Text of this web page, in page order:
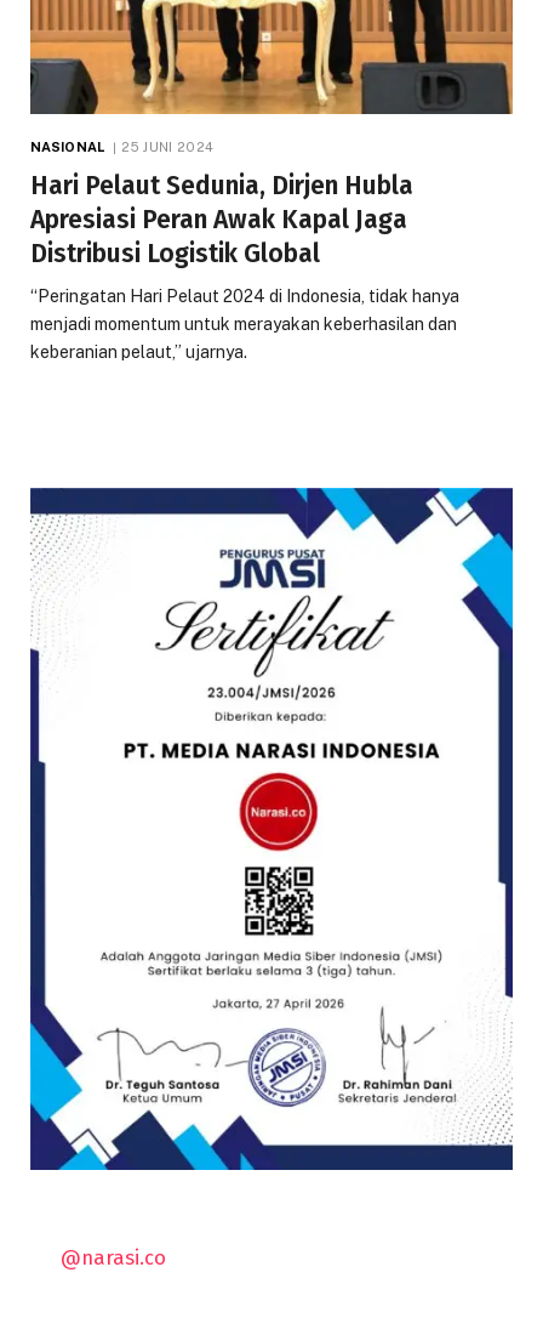
NASIONAL 25 JUNI 2024
Hari Pelaut Sedunia, Dirjen Hubla
Apresiasi Peran Awak Kapal Jaga
Distribusi Logistik Global
“Peringatan Hari Pelaut 2024 di Indonesia, tidak hanya
menjadi momentum untuk merayakan keberhasilan dan
keberanian pelaut,” ujarnya.
@narasi.co